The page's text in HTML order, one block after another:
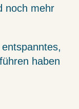
noch mehr
haben